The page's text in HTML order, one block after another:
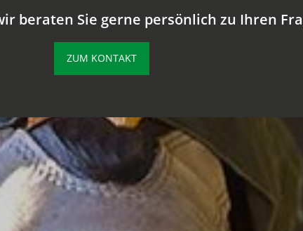
beraten Sie gerne persönlich zu Ihren
ZUM KONTAKT